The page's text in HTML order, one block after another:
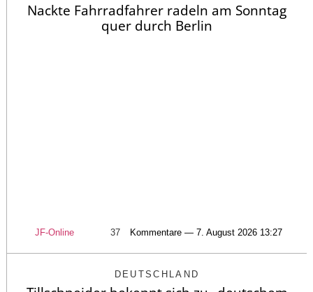
Nackte Fahrradfahrer radeln am Sonntag
quer durch Berlin
JF-Online 37 Kommentare — 7. August 2026 13:27
DEUTSCHLAND